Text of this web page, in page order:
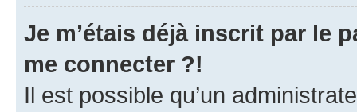
Je m’étais déjà inscrit par le
me connecter ?!
Il est possible qu’un